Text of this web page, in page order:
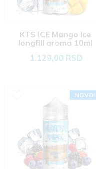
KTS ICE Mango Ice
longfill aroma 10ml
1.129,00 RSD
NOVO!